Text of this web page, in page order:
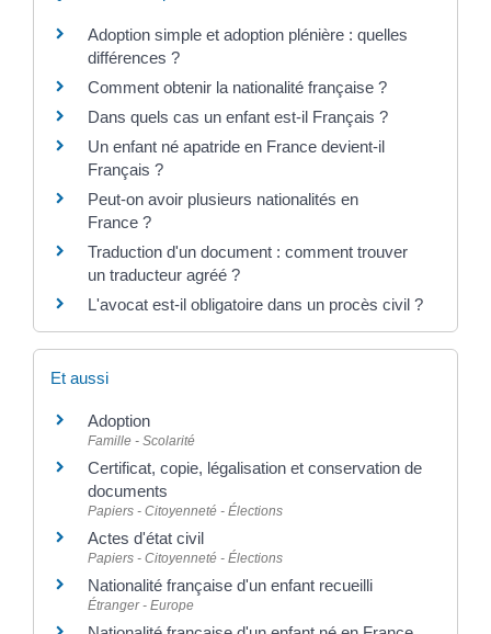
Adoption simple et adoption plénière : quelles
différences ?
Comment obtenir la nationalité française ?
Dans quels cas un enfant est-il Français ?
Un enfant né apatride en France devient-il
Français ?
Peut-on avoir plusieurs nationalités en
France ?
Traduction d'un document : comment trouver
un traducteur agréé ?
L'avocat est-il obligatoire dans un procès civil ?
Et aussi
Adoption
Famille - Scolarité
Certificat, copie, légalisation et conservation de
documents
Papiers - Citoyenneté - Élections
Actes d'état civil
Papiers - Citoyenneté - Élections
Nationalité française d'un enfant recueilli
Étranger - Europe